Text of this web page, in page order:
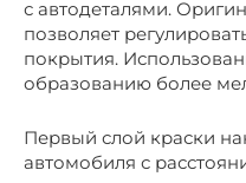
с автодеталями.
позволяет
покрытия.
образованию более
Первый слой краски
автомобиля с